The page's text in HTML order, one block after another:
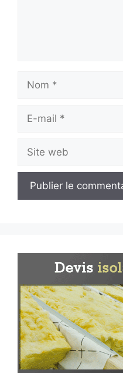
mail
web